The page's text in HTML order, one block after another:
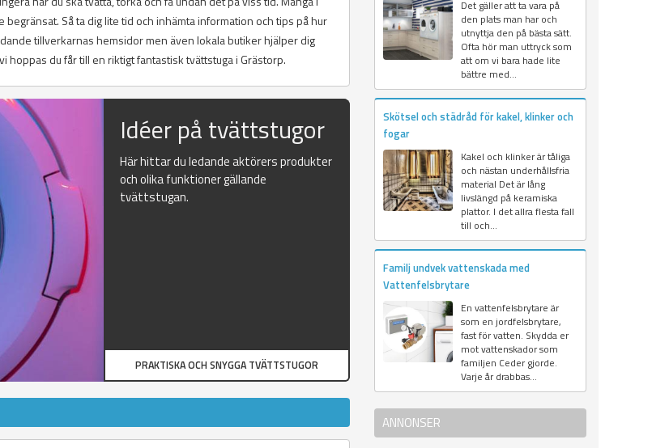
Så ta dig lite tid och inhämta information och tips på hur
tillverkarnas hemsidor men även lokala butiker hjälper dig
du får till en riktigt fantastisk tvättstuga i Grästorp.
Idéer på tvättstugor
Här hittar du ledande aktörers produkter
och olika funktioner gällande
tvättstugan.
PRAKTISKA OCH SNYGGA TVÄTTSTUGOR
Det gäller att ta vara på
den plats man har och
utnyttja den på bästa sätt.
Ofta hör man uttryck som
att om vi bara hade lite
bättre med...
Skötsel och städråd för kakel, klinker och
fogar
Kakel och klinker är tåliga
och nästan underhållsfria
material Det är lång
livslängd på keramiska
plattor. I det allra flesta fall
till och...
Familj undvek vattenskada med
Vattenfelsbrytare
En vattenfelsbrytare är
som en jordfelsbrytare,
fast för vatten. Skydda er
mot vattenskador som
familjen Ceder gjorde.
Varje år drabbas...
ANNONSER